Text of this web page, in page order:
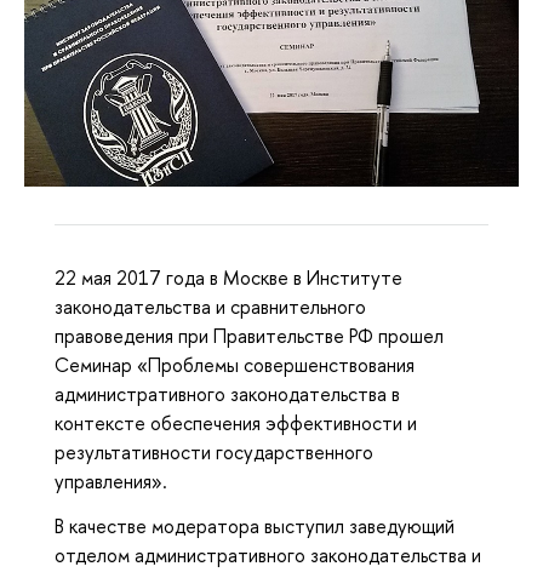
22 мая 2017 года в Москве в Институте
законодательства и сравнительного
правоведения при Правительстве РФ прошел
Семинар «Проблемы совершенствования
административного законодательства в
контексте обеспечения эффективности и
результативности государственного
управления».
В качестве модератора выступил заведующий
отделом административного законодательства и